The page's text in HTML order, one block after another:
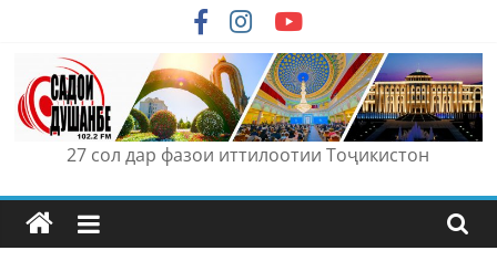
content
27 сол дар фазои иттилоотии Тоҷикистон